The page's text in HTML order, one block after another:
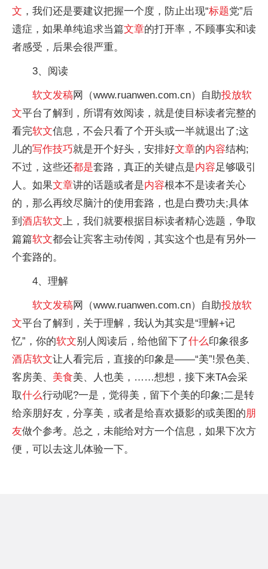
文 ，我们还是要建议把握一个度，防止出现“标题党”后
遗症，如果单纯追求当篇文章的打开率，不顾事实和读
者感受，后果会很严重。
3、阅读
软文发稿网（www.ruanwen.com.cn）自助投放软
文平台了解到，所谓有效阅读，就是使目标读者完整的
看完软文信息，不会只看了个开头或一半就退出了;这
儿的写作技巧就是开个好头，安排好文章的内容结构;
不过，这些还都是套路，真正的关键点是内容足够吸引
人。如果文章讲的话题或者是内容根本不是读者关心
的，那么再绞尽脑汁的使用套路，也是白费功夫;具体
到 酒店软文上，我们就要根据目标读者精心选题，争取
篇篇软文都会让宾客主动传阅，其实这个也是有另外一
个套路的。
4、理解
软文发稿网（www.ruanwen.com.cn）自助投放软
文平台了解到，关于理解，我认为其实是“理解+记
忆”，你的软文别人阅读后，给他留下了什么印象很多
酒店软文让人看完后，直接的印象是——“美”!景色美、
客房美、 美食美、人也美，……想想，接下来TA会采
取什么行动呢?一是，觉得美，留下个美的印象;二是转
给亲朋好友，分享美，或者是给喜欢摄影的或美图的朋
友做个参考。总之，未能给对方一个信息，如果下次方
便，可以去这儿体验一下。